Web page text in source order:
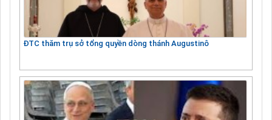
ĐTC thăm trụ sở tổng quyền dòng thánh Augustinô